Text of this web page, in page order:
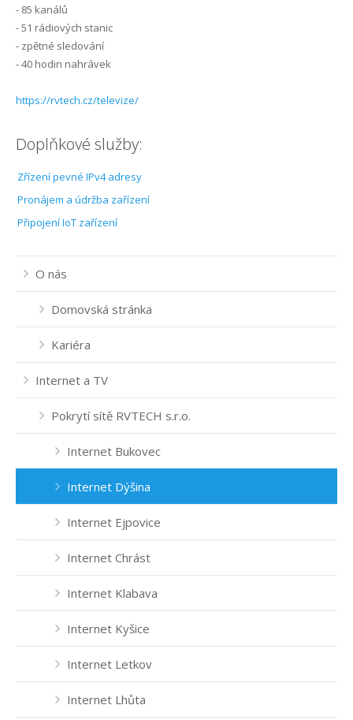
- 85 kanálů
- 51 rádiových stanic
- zpětné sledování
- 40 hodin nahrávek
https://rvtech.cz/televize/
Doplňkové služby:
Zřízení pevné IPv4 adresy
Pronájem a údržba zařízení
Připojení IoT zařízení
O nás
Domovská stránka
Kariéra
Internet a TV
Pokrytí sítě RVTECH s.r.o.
Internet Bukovec
Internet Dýšina
Internet Ejpovice
Internet Chrást
Internet Klabava
Internet Kyšice
Internet Letkov
Internet Lhůta